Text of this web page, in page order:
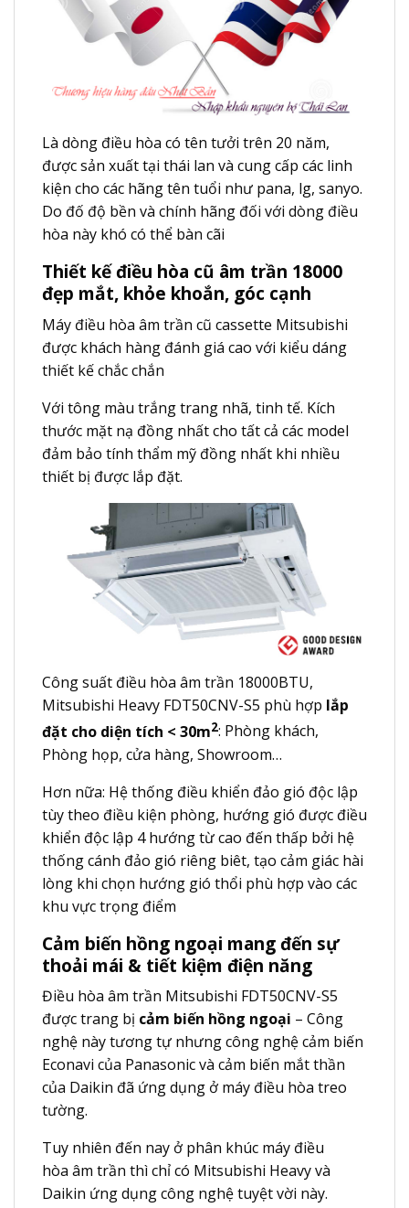
Là dòng điều hòa có tên tưởi trên 20 năm,
được sản xuất tại thái lan và cung cấp các linh
kiện cho các hãng tên tuổi như pana, lg, sanyo.
Do đố độ bền và chính hãng đối với dòng điều
hòa này khó có thể bàn cãi
Thiết kế điều hòa cũ âm trần 18000
đẹp mắt, khỏe khoắn, góc cạnh
Máy điều hòa âm trần cũ cassette Mitsubishi
được khách hàng đánh giá cao với kiểu dáng
thiết kế chắc chắn
Với tông màu trắng trang nhã, tinh tế. Kích
thước mặt nạ đồng nhất cho tất cả các model
đảm bảo tính thẩm mỹ đồng nhất khi nhiều
thiết bị được lắp đặt.
Công suất điều hòa âm trần 18000BTU,
Mitsubishi Heavy FDT50CNV-S5 phù hợp lắp
đặt cho diện tích < 30m2: Phòng khách,
Phòng họp, cửa hàng, Showroom…
Hơn nữa: Hệ thống điều khiển đảo gió độc lập
tùy theo điều kiện phòng, hướng gió được điều
khiển độc lập 4 hướng từ cao đến thấp bởi hệ
thống cánh đảo gió riêng biêt, tạo cảm giác hài
lòng khi chọn hướng gió thổi phù hợp vào các
khu vực trọng điểm
Cảm biến hồng ngoại mang đến sự
thoải mái & tiết kiệm điện năng
Điều hòa âm trần Mitsubishi FDT50CNV-S5
được trang bị cảm biến hồng ngoại – Công
nghệ này tương tự nhưng công nghệ cảm biến
Econavi của Panasonic và cảm biến mắt thần
của Daikin đã ứng dụng ở máy điều hòa treo
tường.
Tuy nhiên đến nay ở phân khúc máy điều
hòa âm trần thì chỉ có Mitsubishi Heavy và
Daikin ứng dụng công nghệ tuyệt vời này.